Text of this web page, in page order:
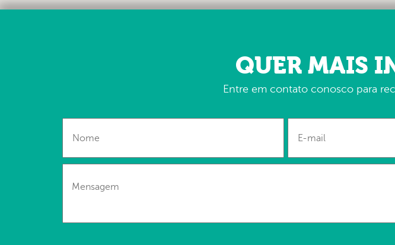
QUER MAIS
Entre em contato conosco para